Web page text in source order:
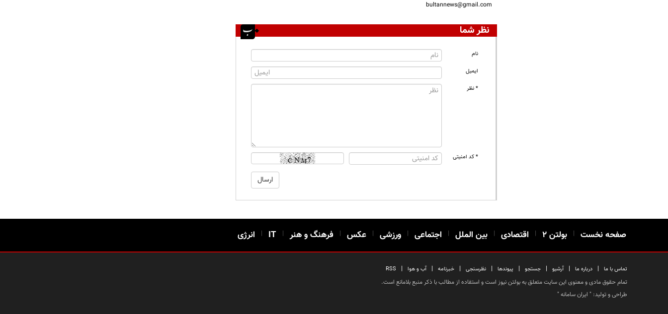
bultannews@gmail.com
نظر شما
نام
ایمیل
* نظر
* کد امنیتی
صفحه نخست | بولتن ۲ | اقتصادی | بین الملل | اجتماعی | ورزشی | عکس | فرهنگ و هنر |
IT
| انرژی
تماس با ما | درباره ما | آرشیو | جستجو | پیوندها | نظرسنجی | خبرنامه | آب و هوا |
RSS
تمام حقوق مادی و معنوی این سایت متعلق به بولتن نیوز است و استفاده از مطالب با ذکر منبع بلامانع است.
طراحی و تولید: " ایران سامانه"